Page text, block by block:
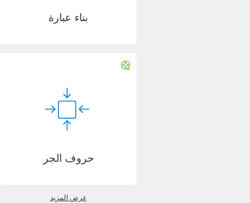
بناء عبارة
حروف الجر
عرض المزيد